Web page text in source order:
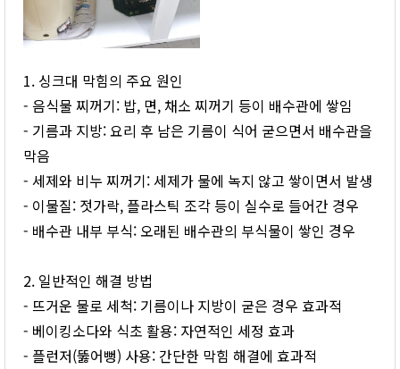
1. 싱크대 막힘의 주요 원인
- 음식물 찌꺼기: 밥, 면, 채소 찌꺼기 등이 배수관에 쌓임
- 기름과 지방: 요리 후 남은 기름이 식어 굳으면서 배수관을
막음
- 세제와 비누 찌꺼기: 세제가 물에 녹지 않고 쌓이면서 발생
- 이물질: 젓가락, 플라스틱 조각 등이 실수로 들어간 경우
- 배수관 내부 부식: 오래된 배수관의 부식물이 쌓인 경우
2. 일반적인 해결 방법
- 뜨거운 물로 세척: 기름이나 지방이 굳은 경우 효과적
- 베이킹소다와 식초 활용: 자연적인 세정 효과
- 플런저(뚫어뻥) 사용: 간단한 막힘 해결에 효과적